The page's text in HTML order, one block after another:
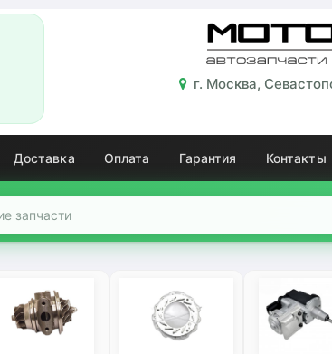
г. Москва,
Доставка Оплата Гарантия Контакты